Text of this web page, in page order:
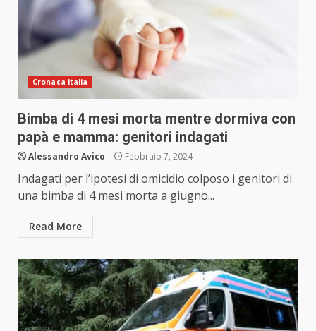
Cronaca Italia
Bimba di 4 mesi morta mentre dormiva con
papà e mamma: genitori indagati
Alessandro Avico Febbraio 7, 2024
Indagati per l’ipotesi di omicidio colposo i genitori di
una bimba di 4 mesi morta a giugno...
Read More